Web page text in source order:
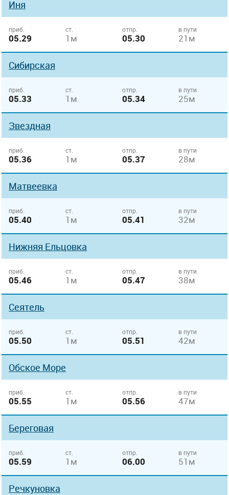
Иня
приб.
05.29
ст.
1м
отпр.
05.30
в пути
21м
Сибирская
приб.
05.33
ст.
1м
отпр.
05.34
в пути
25м
Звездная
приб.
05.36
ст.
1м
отпр.
05.37
в пути
28м
Матвеевка
приб.
05.40
ст.
1м
отпр.
05.41
в пути
32м
Нижняя Ельцовка
приб.
05.46
ст.
1м
отпр.
05.47
в пути
38м
Сеятель
приб.
05.50
ст.
1м
отпр.
05.51
в пути
42м
Обское Море
приб.
05.55
ст.
1м
отпр.
05.56
в пути
47м
Береговая
приб.
05.59
ст.
1м
отпр.
06.00
в пути
51м
Речкуновка